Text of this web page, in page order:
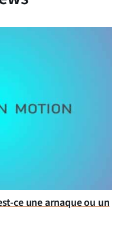
ce une arnaque ou un